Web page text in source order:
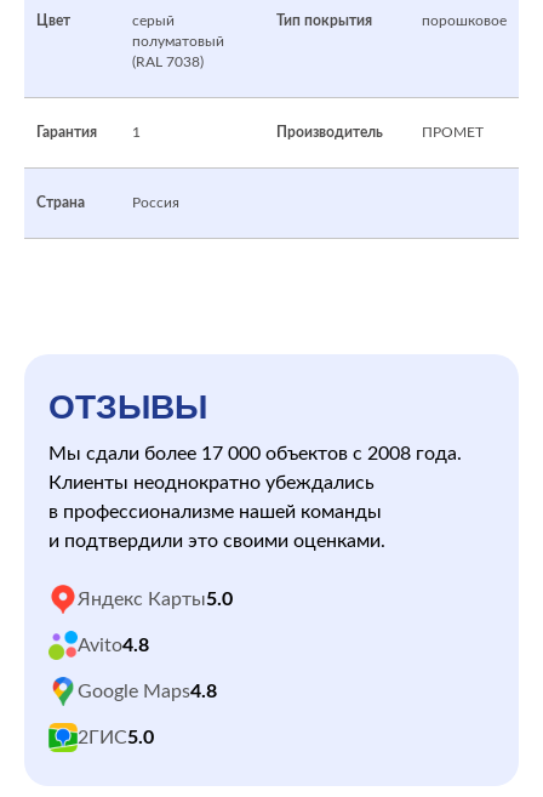
Цвет
серый
полуматовый
(RAL 7038)
Тип покрытия порошковое
Гарантия 1 Производитель ПРОМЕТ
Страна Россия
ОТЗЫВЫ
Мы сдали более 17 000 объектов с 2008 года.
Клиенты неоднократно убеждались
в профессионализме нашей команды
и подтвердили это своими оценками.
Яндекс Карты5.0
Avito4.8
Google Maps4.8
2ГИС5.0